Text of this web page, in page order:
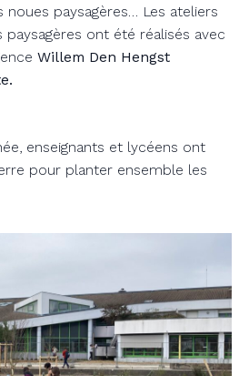
paysagères… Les ateliers
ont été réalisés avec
Willem Den Hengst
enseignants et lycéens ont
pour planter ensemble les